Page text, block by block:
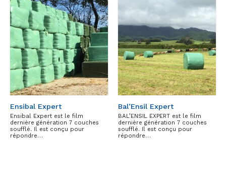
Ensibal Expert
Ensibal Expert est le film
dernière génération 7 couches
soufflé. Il est conçu pour
répondre…
Bal’Ensil Expert
BAL’ENSIL EXPERT est le film
dernière génération 7 couches
soufflé. Il est conçu pour
répondre…